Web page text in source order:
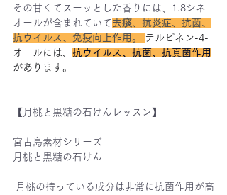
その甘くてスーッとした香りには、1.8シネ
オールが含まれていて 去痰、抗炎症、抗菌、
抗ウイルス、免疫向上作用。
テルピネン-4-
オールには、 抗ウイルス、抗菌、抗真菌作用
があります。
【月桃と黒糖の石けんレッスン】
宮古島素材シリーズ
月桃と黒糖の石けん
月桃の持っている成分は非常に抗菌作用が高